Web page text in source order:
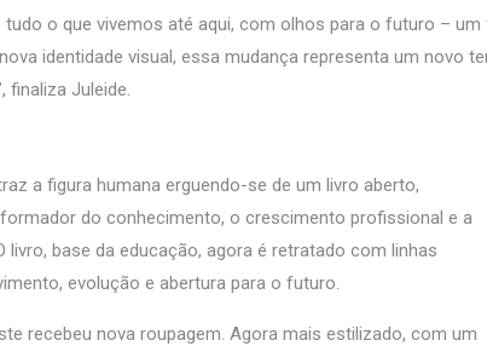
tudo o que vivemos até aqui, com olhos para o futuro –
identidade visual, essa mudança representa um novo
finaliza Juleide.
a figura humana erguendo-se de um livro aberto,
do conhecimento, o crescimento profissional e a
livro, base da educação, agora é retratado com linhas
evolução e abertura para o futuro.
recebeu nova roupagem. Agora mais estilizado, com um